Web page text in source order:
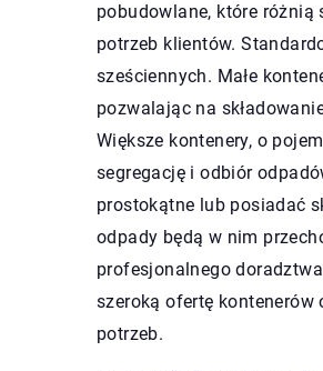
pobudowlane, które
potrzeb klientów.
sześciennych. Małe
pozwalając na
Większe kontenery, o
segregację i odbiór
prostokątne lub posiadać
odpady będą w nim
profesjonalnego
szeroką ofertę
potrzeb.